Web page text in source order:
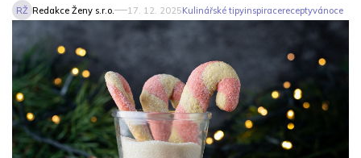
RŽ Redakce Ženy s.r.o. 17. 12. 2025Kulinářské tipyinspiracereceptyvánoce